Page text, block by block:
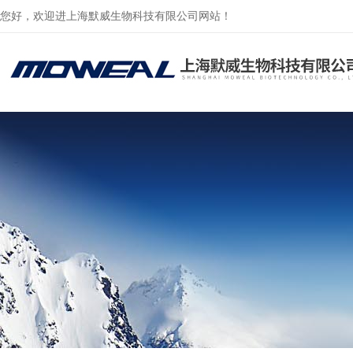
您好，欢迎进上海默威生物科技有限公司网站！